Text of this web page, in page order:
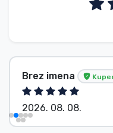
Brez imena
2026. 08. 08.